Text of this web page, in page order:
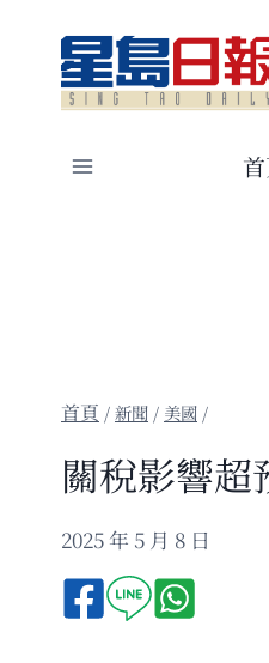
content
/新聞 / 美國 /
關稅影響超
2025 年 5 月 8 日